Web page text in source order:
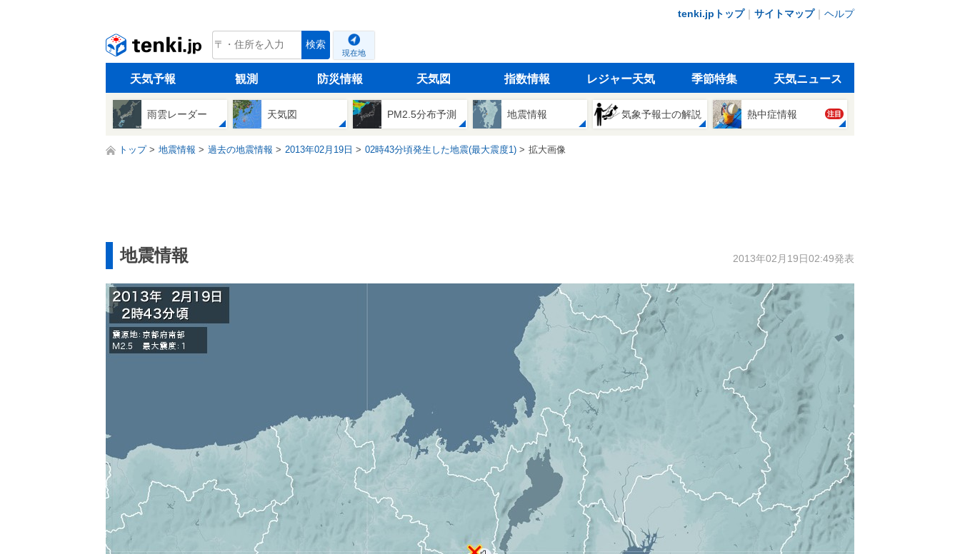
tenki.jpトップ｜ サイトマップ｜ ヘルプ
tenki.jp 検索
現在地
天気予報 観測 防災情報 天気図 指数情報 レジャー天気 季節特集 天気ニュース
雨雲レーダー 天気図 PM2.5分布予測 地震情報 気象予報士の解説 熱中症情報 注目
トップ 地震情報 過去の地震情報 2013年02月19日 02時43分頃発生した地震(最大震度1) 拡大画像
地震情報 2013年02月19日02:49発表